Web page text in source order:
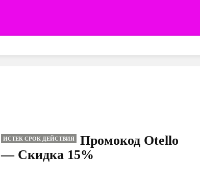
ИСТЕК СРОК ДЕЙСТВИЯ
Промокод Otello
— Скидка 15%